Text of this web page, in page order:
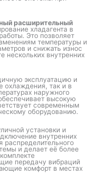
расширительный
хладагента в
Это позволяет
температуры и
и снижать износ
нескольких внутренних
эксплуатацию и
охлаждения, так и в
наружного
высокую
современным
оборудованию.
установки и
внутренних
распределительного
и делает её более
передачу вибраций
комфорт в местах